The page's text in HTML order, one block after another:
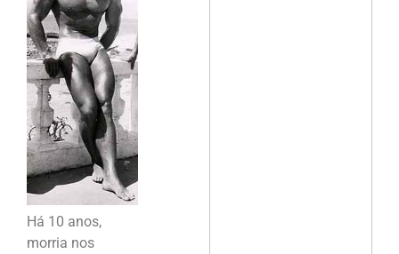
Há 10 anos,
morria nos